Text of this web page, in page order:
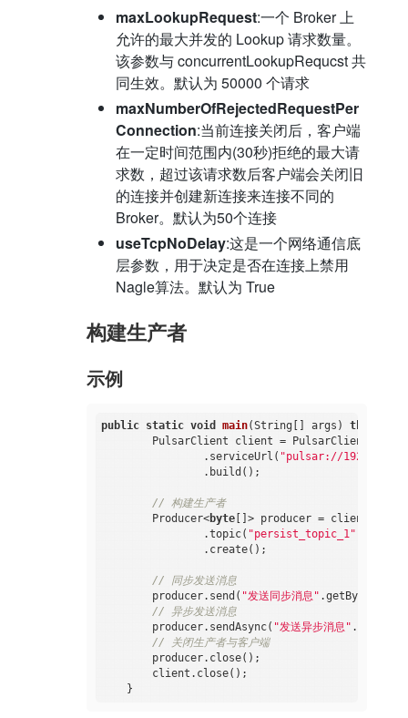
maxLookupRequest:一个 Broker 上
允许的最大并发的 Lookup 请求数量。
该参数与 concurrentLookupRequcst 共
同生效。默认为 50000 个请求
maxNumberOfRejectedRequestPer
Connection:当前连接关闭后，客户端
在一定时间范围内(30秒)拒绝的最大请
求数，超过该请求数后客户端会关闭旧
的连接并创建新连接来连接不同的
Broker。默认为50个连接
useTcpNoDelay:这是一个网络通信底
层参数，用于决定是否在连接上禁用
Nagle算法。默认为 True
构建生产者
示例
public static void main(String[] args) throws
PulsarClient client =
                .serviceUrl(
"pulsar://
                .build();
// 构建生产者
        Producer<
byte[]> producer =
                .topic(
"persist_topic_1"
                .create();
// 同步发送消息
        producer.send(
"发送同步消息" .getBytes());
// 异步发送消息
        producer.sendAsync(
"发送异步消息"
// 关闭生产者与客户端
        producer.close();
        client.close();